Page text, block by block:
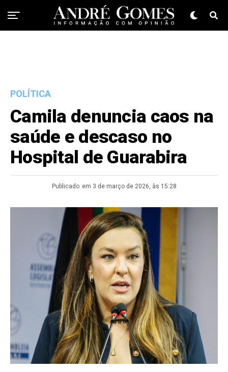
POLÍTICA
Camila denuncia caos na
saúde e descaso no
Hospital de Guarabira
Publicado em 3 de março de 2026, às 15:28